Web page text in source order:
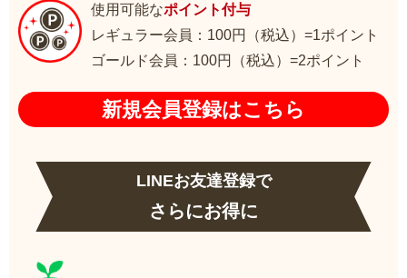
使用可能なポイント付与
レギュラー会員：100円（税込）=1ポイント
ゴールド会員：100円（税込）=2ポイント
新規会員登録はこちら
LINEお友達登録で
さらにお得に